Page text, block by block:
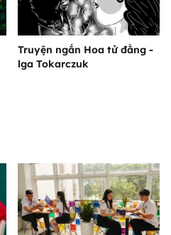
Truyện ngắn Hoa tử đằng -
lga Tokarczuk